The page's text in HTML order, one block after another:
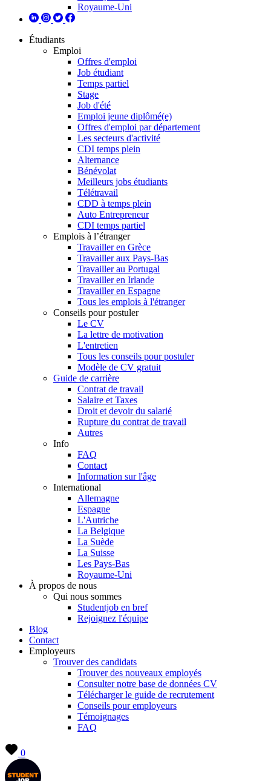
Royaume-Uni
Étudiants
Emploi
Offres d'emploi
Job étudiant
Temps partiel
Stage
Job d'été
Emploi jeune diplômé(e)
Offres d'emploi par département
Les secteurs d'activité
CDI temps plein
Alternance
Bénévolat
Meilleurs jobs étudiants
Télétravail
CDD à temps plein
Auto Entrepreneur
CDI temps partiel
Emplois à l’étranger
Travailler en Grèce
Travailler aux Pays-Bas
Travailler au Portugal
Travailler en Irlande
Travailler en Espagne
Tous les emplois à l'étranger
Conseils pour postuler
Le CV
La lettre de motivation
L'entretien
Tous les conseils pour postuler
Modèle de CV gratuit
Guide de carrière
Contrat de travail
Salaire et Taxes
Droit et devoir du salarié
Rupture du contrat de travail
Autres
Info
FAQ
Contact
Information sur l'âge
International
Allemagne
Espagne
L'Autriche
La Belgique
La Suède
La Suisse
Les Pays-Bas
Royaume-Uni
À propos de nous
Qui nous sommes
Studentjob en bref
Rejoignez l'équipe
Blog
Contact
Employeurs
Trouver des candidats
Trouver des nouveaux employés
Consulter notre base de données CV
Télécharger le guide de recrutement
Conseils pour employeurs
Témoignages
FAQ
0